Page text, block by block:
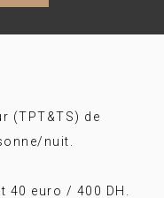
(TPT&TS) de
nuit.
40 euro / 400 DH.